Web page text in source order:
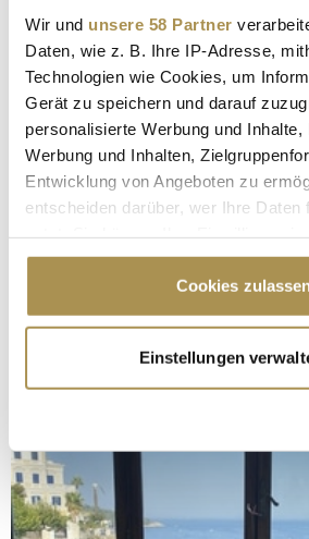
Wir und unsere 58 Partner
Daten, wie z. B. Ihre IP-Adresse,
Technologien wie Cookies, um
Gerät zu speichern und darauf
personalisierte Werbung und
Werbung und Inhalten,
Entwicklung von Angeboten zu
entscheiden darüber, wer Ihre Daten
Cookie-Erklärung oder durch
Trigger Symbol ändern oder
Informationen über Ihre
erfassen, welche bis auf einige
bestimmten Merkmalen
Erfahren Sie mehr darüber, wie Ihre
verarbeitet werden, und legen Sie
Cookies
Einstellungen